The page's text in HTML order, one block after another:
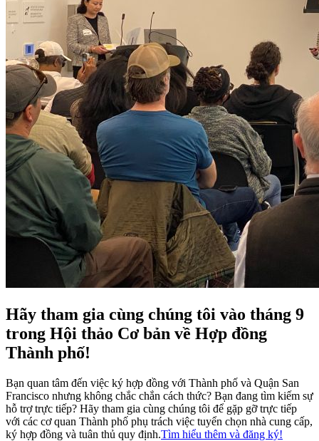
Hãy tham gia cùng chúng tôi vào tháng 9
trong Hội thảo Cơ bản về Hợp đồng
Thành phố!
Bạn quan tâm đến việc ký hợp đồng với Thành phố và Quận San
Francisco nhưng không chắc chắn cách thức? Bạn đang tìm kiếm sự
hỗ trợ trực tiếp? Hãy tham gia cùng chúng tôi để gặp gỡ trực tiếp
với các cơ quan Thành phố phụ trách việc tuyển chọn nhà cung cấp,
ký hợp đồng và tuân thủ quy định.Tìm hiểu thêm và đăng ký!